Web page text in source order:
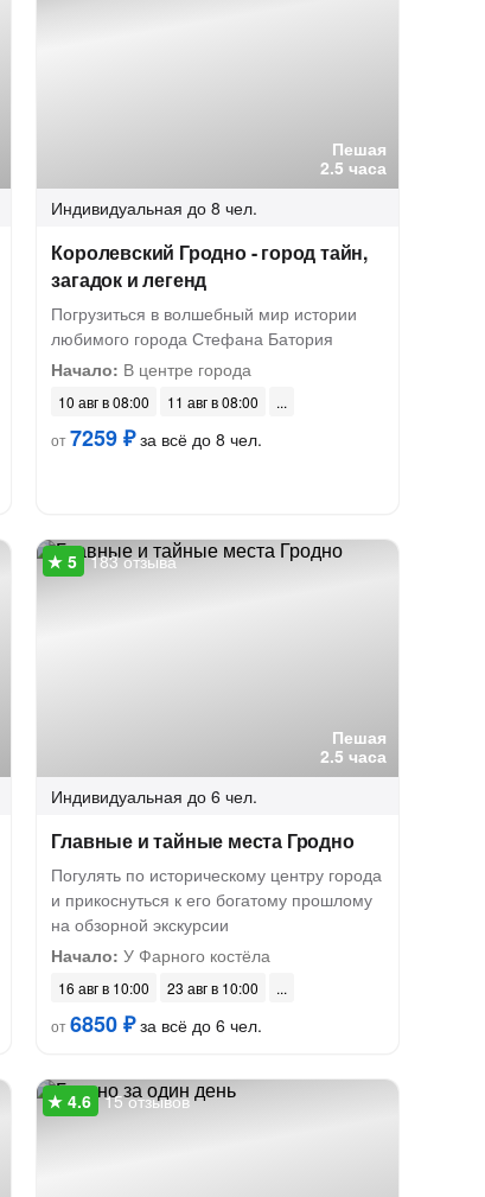
Пешая
2.5 часа
Индивидуальная до 8 чел.
Королевский Гродно - город тайн,
загадок и легенд
Погрузиться в волшебный мир истории
любимого города Стефана Батория
Начало: В центре города
10 авг в 08:00
11 авг в 08:00
от7259 ₽за всё до 8 чел.
Пешая
2.5 часа
183 отзыва
Индивидуальная до 6 чел.
Главные и тайные места Гродно
Погулять по историческому центру города
и прикоснуться к его богатому прошлому
на обзорной экскурсии
Начало: У Фарного костёла
16 авг в 10:00
23 авг в 10:00
от6850 ₽за всё до 6 чел.
15 отзывов